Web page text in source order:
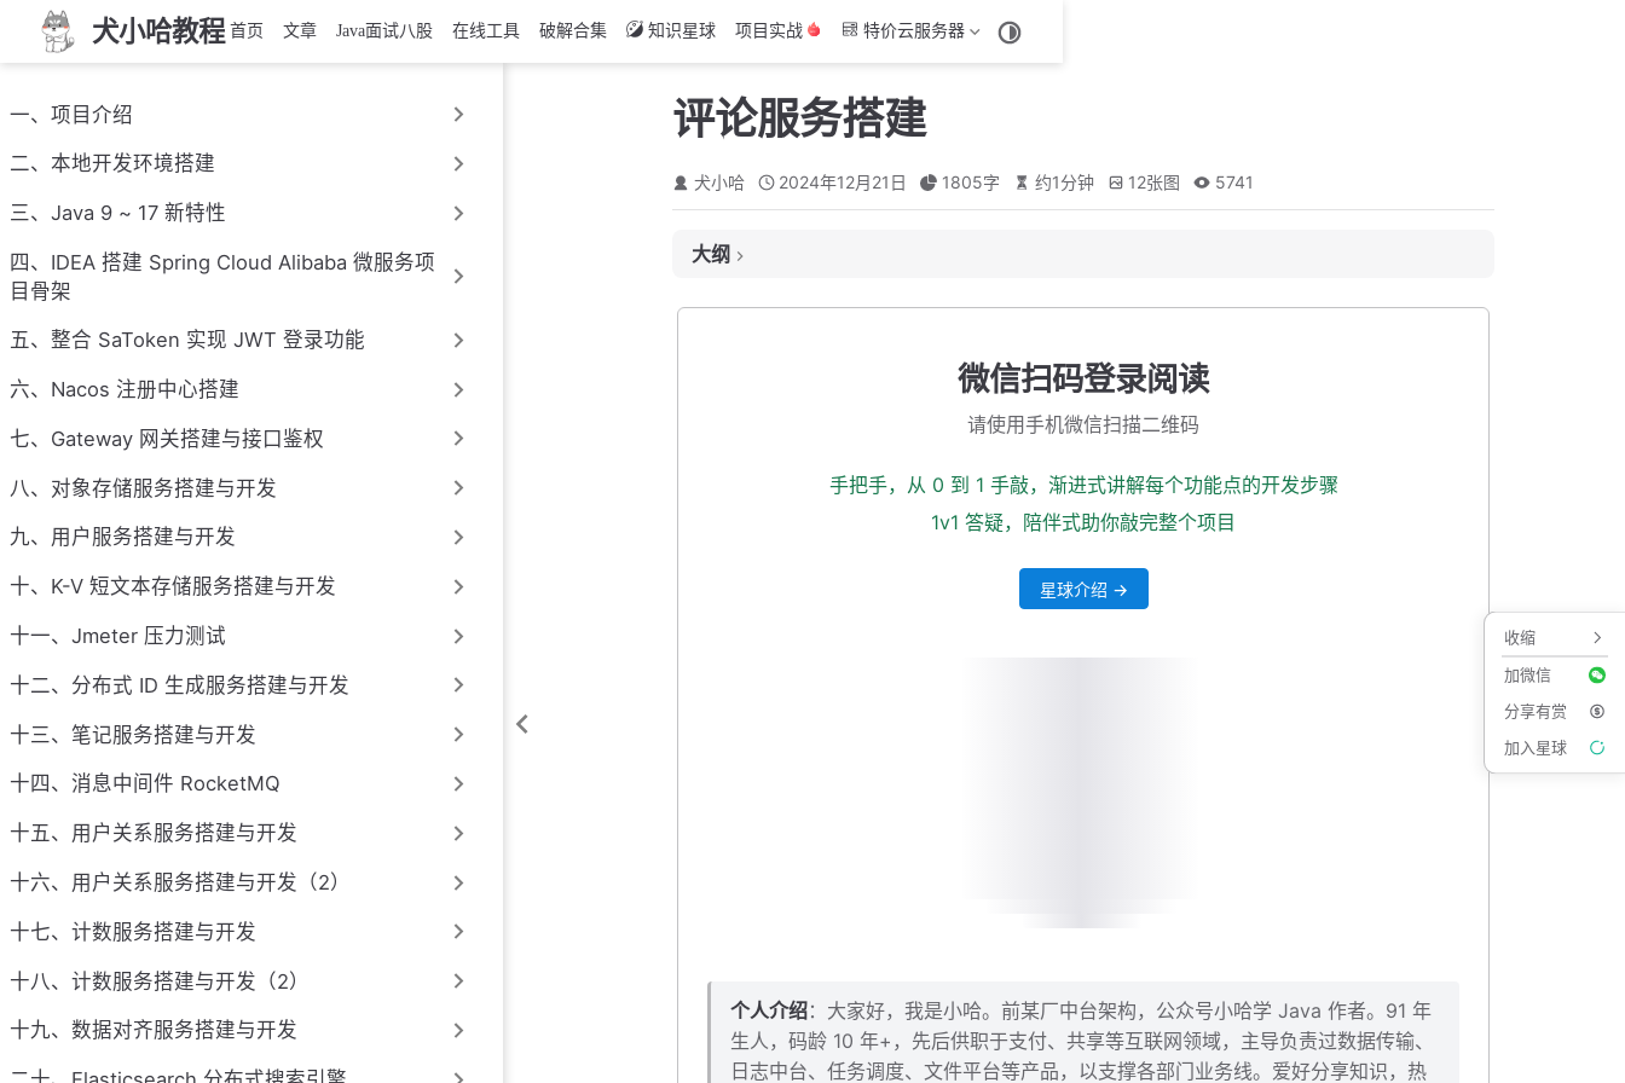
犬小哈教程 首页 文章 Java面试八股 在线工具 破解合集 知识星球 项目实战 特价云服务器
一、项目介绍
二、本地开发环境搭建
三、Java 9 ~ 17 新特性
四、IDEA 搭建 Spring Cloud Alibaba 微服务项
目骨架
五、整合 SaToken 实现 JWT 登录功能
六、Nacos 注册中心搭建
七、Gateway 网关搭建与接口鉴权
八、对象存储服务搭建与开发
九、用户服务搭建与开发
十、K-V 短文本存储服务搭建与开发
十一、Jmeter 压力测试
十二、分布式 ID 生成服务搭建与开发
十三、笔记服务搭建与开发
十四、消息中间件 RocketMQ
十五、用户关系服务搭建与开发
十六、用户关系服务搭建与开发（2）
十七、计数服务搭建与开发
十八、计数服务搭建与开发（2）
十九、数据对齐服务搭建与开发
评论服务搭建
犬小哈 2024年12月21日 1805字 约1分钟 12张图 5741
大纲
微信扫码登录阅读
请使用手机微信扫描二维码
手把手，从 0 到 1 手敲，渐进式讲解每个功能点的开发步骤
1v1 答疑，陪伴式助你敲完整个项目
星球介绍 →
个人介绍：大家好，我是小哈。前某厂中台架构，公众号小哈学 Java 作者。91 年
生人，码龄 10 年+，先后供职于支付、共享等互联网领域，主导负责过数据传输、
日志中台、任务调度、文件平台等产品，以支撑各部门业务线。爱好分享知识，热
收缩
加微信
分享有赏
加入星球